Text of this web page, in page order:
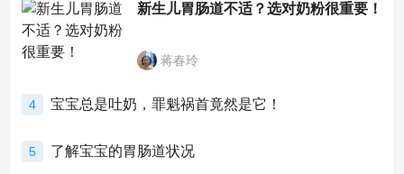
新生儿胃肠道不适？选对奶粉很重要！
蒋春玲
4 宝宝总是吐奶，罪魁祸首竟然是它！
5 了解宝宝的胃肠道状况